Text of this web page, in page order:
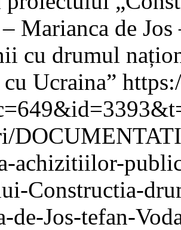
Marianca de
cu drumul
Ucraina”
achizitiilor-
Constructia-
de-Jos-tefan-